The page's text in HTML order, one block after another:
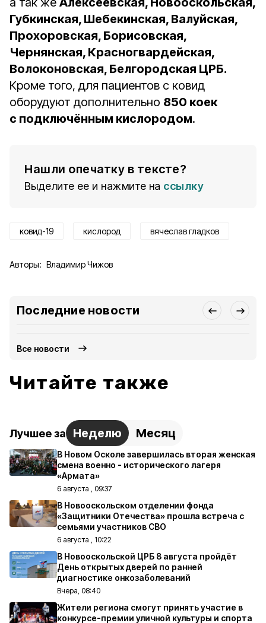
Губкинская, Шебекинская, Валуйская,
Прохоровская, Борисовская,
Чернянская, Красногвардейская,
Волоконовская, Белгородская ЦРБ.
Кроме того, для пациентов с ковид
оборудуют дополнительно 850 коек
с подключённым кислородом.
Нашли опечатку в тексте?
Выделите ее и нажмите на ссылку
ковид-19 кислород вячеслав гладков
Авторы: Владимир Чижов
Последние новости
Все новости
Читайте также
Лучшее за Неделю Месяц
В Новом Осколе завершилась вторая женская
смена военно - исторического лагеря
«Армата»
6 августа , 09:37
В Новооскольском отделении фонда
«Защитники Отечества» прошла встреча с
семьями участников СВО
6 августа , 10:22
В Новооскольской ЦРБ 8 августа пройдёт
День открытых дверей по ранней
диагностике онкозаболеваний
Вчера, 08:40
Жители региона смогут принять участие в
конкурсе-премии уличной культуры и спорта